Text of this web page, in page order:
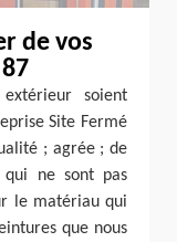
de vos
soient
Site Fermé
; agrée ; de
qui ne sont pas
le matériau qui
que nous